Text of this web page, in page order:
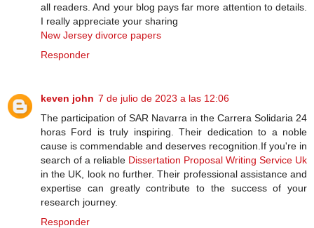
all readers. And your blog pays far more attention to details.
I really appreciate your sharing
New Jersey divorce papers
Responder
keven john 7 de julio de 2023 a las 12:06
The participation of SAR Navarra in the Carrera Solidaria 24
horas Ford is truly inspiring. Their dedication to a noble
cause is commendable and deserves recognition.If you're in
search of a reliable Dissertation Proposal Writing Service Uk
in the UK, look no further. Their professional assistance and
expertise can greatly contribute to the success of your
research journey.
Responder